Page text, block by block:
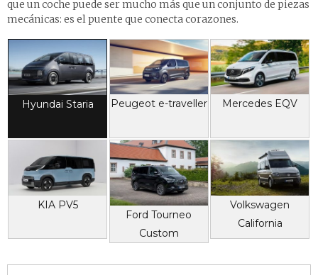
que un coche puede ser mucho más que un conjunto de piezas
mecánicas: es el puente que conecta corazones.
Hyundai Staria Peugeot e-traveller Mercedes EQV
KIA PV5
Ford Tourneo
Custom
Volkswagen
California